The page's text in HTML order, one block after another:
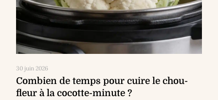
30 juin 2026
Combien de temps pour cuire le chou-
fleur à la cocotte-minute ?